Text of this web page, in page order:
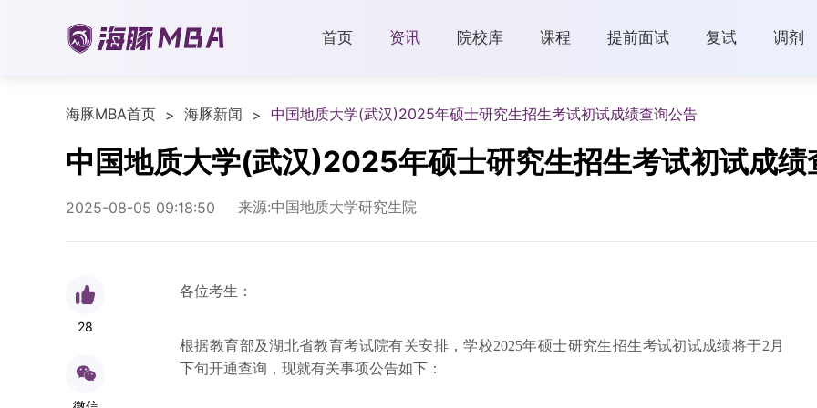
首页 资讯 院校库 课程 提前面试 复试 调剂
海豚MBA首页 > 海豚新闻 > 中国地质大学(武汉)2025年硕士研究生招生考试初试成绩查询公告
中国地质大学(武汉)2025年硕士研究生招生考试初试成绩
2025-08-05 09:18:50 来源:中国地质大学研究生院
28
各位考生：
根据教育部及湖北省教育考试院有关安排，学校2025年硕士研究生招生考试初试成绩将于2月
下旬开通查询，现就有关事项公告如下：